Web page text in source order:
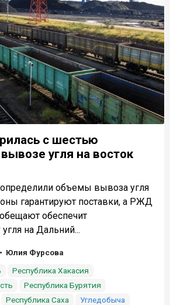
с шестью
угля на восток
объемы вывоза угля
гарантируют поставки, а РЖД
обеспечит
на Дальний...
Юлия Фурсова
Республика Хакасия
Республика Бурятия
Республика Саха
Угледобыча